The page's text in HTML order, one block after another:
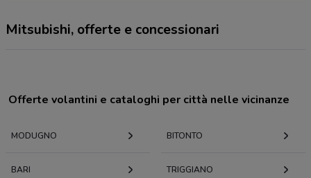
Mitsubishi, offerte e concessionari
Offerte volantini e cataloghi per città nelle vicinanze
MODUGNO BITONTO
BARI TRIGGIANO